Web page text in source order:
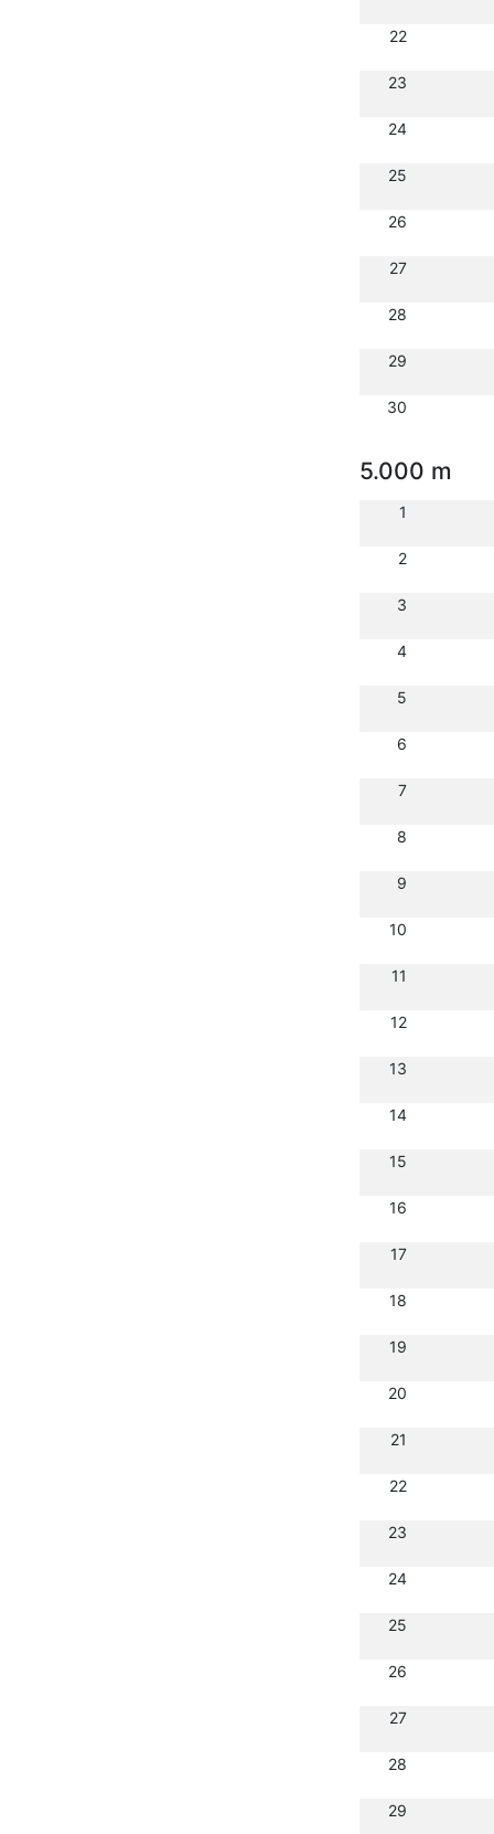
22
23
24
25
26
27
28
29
30
5.000 m
1
2
3
4
5
6
7
8
9
10
11
12
13
14
15
16
17
18
19
20
21
22
23
24
25
26
27
28
29